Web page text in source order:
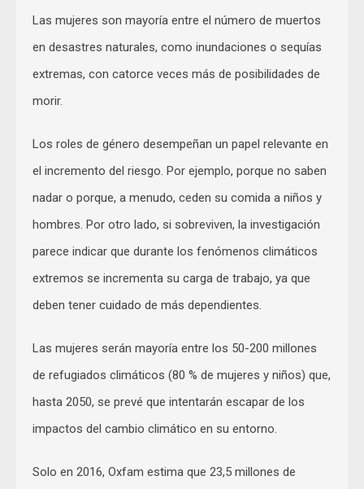
Las mujeres son mayoría entre el número de muertos
en desastres naturales, como inundaciones o sequías
extremas, con catorce veces más de posibilidades de
morir.
Los roles de género desempeñan un papel relevante en
el incremento del riesgo. Por ejemplo, porque no saben
nadar o porque, a menudo, ceden su comida a niños y
hombres. Por otro lado, si sobreviven, la investigación
parece indicar que durante los fenómenos climáticos
extremos se incrementa su carga de trabajo, ya que
deben tener cuidado de más dependientes.
Las mujeres serán mayoría entre los 50-200 millones
de refugiados climáticos (80 % de mujeres y niños) que,
hasta 2050, se prevé que intentarán escapar de los
impactos del cambio climático en su entorno.
Solo en 2016, Oxfam estima que 23,5 millones de